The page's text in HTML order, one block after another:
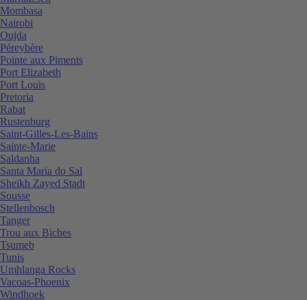
Mombasa
Nairobi
Oujda
Péreybère
Pointe aux Piments
Port Elizabeth
Port Louis
Pretoria
Rabat
Rustenburg
Saint-Gilles-Les-Bains
Sainte-Marie
Saldanha
Santa Maria do Sal
Sheikh Zayed Stadt
Sousse
Stellenbosch
Tanger
Trou aux Biches
Tsumeb
Tunis
Umhlanga Rocks
Vacoas-Phoenix
Windhoek